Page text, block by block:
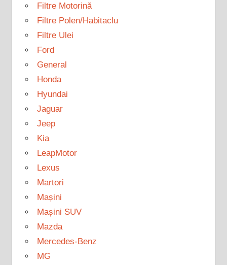
Filtre Motorină
Filtre Polen/Habitaclu
Filtre Ulei
Ford
General
Honda
Hyundai
Jaguar
Jeep
Kia
LeapMotor
Lexus
Martori
Mașini
Mașini SUV
Mazda
Mercedes-Benz
MG